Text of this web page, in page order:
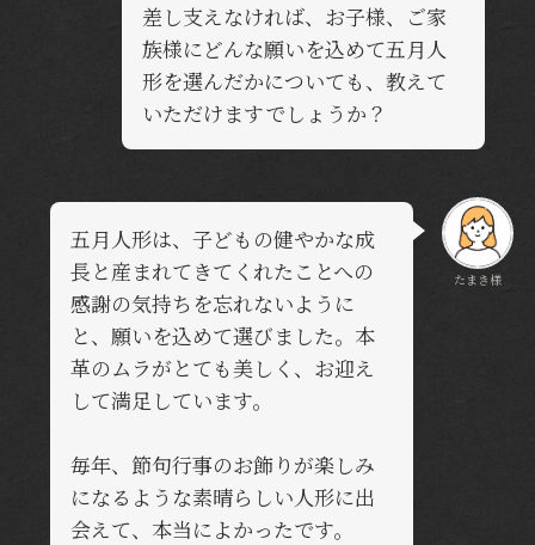
差し支えなければ、お子様、ご家
族様にどんな願いを込めて五月人
形を選んだかについても、教えて
いただけますでしょうか？
たまき様
五月人形は、子どもの健やかな成
長と産まれてきてくれたことへの
感謝の気持ちを忘れないように
と、願いを込めて選びました。本
革のムラがとても美しく、お迎え
して満足しています。
毎年、節句行事のお飾りが楽しみ
になるような素晴らしい人形に出
会えて、本当によかったです。